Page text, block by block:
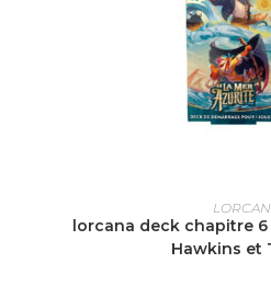
AJOUTER AU
lorcana deck chapitre 6
Hawkins et